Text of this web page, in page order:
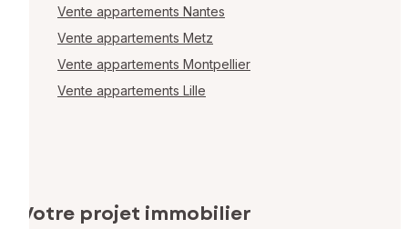
Vente appartements Nantes
Vente appartements Metz
Vente appartements Montpellier
Vente appartements Lille
Votre projet immobilier